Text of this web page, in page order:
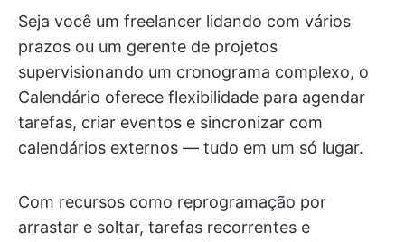
Seja você um freelancer lidando com vários
prazos ou um gerente de projetos
supervisionando um cronograma complexo, o
Calendário oferece flexibilidade para agendar
tarefas, criar eventos e sincronizar com
calendários externos — tudo em um só lugar.
Com recursos como reprogramação por
arrastar e soltar, tarefas recorrentes e